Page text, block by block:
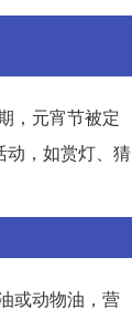
，元宵节被定
动，如赏灯、猜
或动物油，营